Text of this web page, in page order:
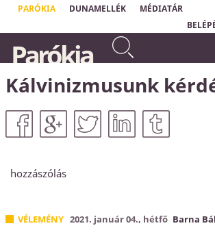
PARÓKIA DUNAMELLÉK
MÉDIATÁR
...nincsen üdvösség senki
másban, mert nem is adatott az
embereknek az ég alatt
üdvözülhetnénk.
Apostolok Cselekedetei
4,12
"Isten
Ferenc pápa
Parókia
Kálvinizmusunk
hozzászólás
VÉLEMÉNY 2021. január 04., hétfő Barna